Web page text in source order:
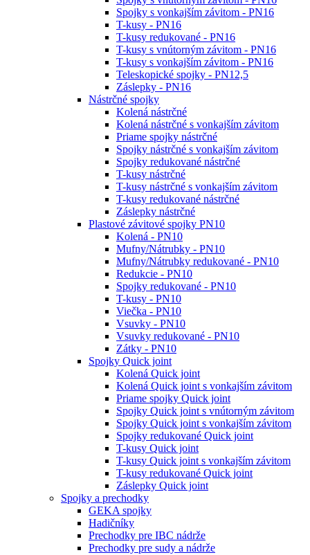
Spojky s vonkajším závitom - PN16
T-kusy - PN16
T-kusy redukované - PN16
T-kusy s vnútorným závitom - PN16
T-kusy s vonkajším závitom - PN16
Teleskopické spojky - PN12,5
Záslepky - PN16
Nástrčné spojky
Kolená nástrčné
Kolená nástrčné s vonkajším závitom
Priame spojky nástrčné
Spojky nástrčné s vonkajším závitom
Spojky redukované nástrčné
T-kusy nástrčné
T-kusy nástrčné s vonkajším závitom
T-kusy redukované nástrčné
Záslepky nástrčné
Plastové závitové spojky PN10
Kolená - PN10
Mufny/Nátrubky - PN10
Mufny/Nátrubky redukované - PN10
Redukcie - PN10
Spojky redukované - PN10
T-kusy - PN10
Viečka - PN10
Vsuvky - PN10
Vsuvky redukované - PN10
Zátky - PN10
Spojky Quick joint
Kolená Quick joint
Kolená Quick joint s vonkajším závitom
Priame spojky Quick joint
Spojky Quick joint s vnútorným závitom
Spojky Quick joint s vonkajším závitom
Spojky redukované Quick joint
T-kusy Quick joint
T-kusy Quick joint s vonkajším závitom
T-kusy redukované Quick joint
Záslepky Quick joint
Spojky a prechodky
GEKA spojky
Hadičníky
Prechodky pre IBC nádrže
Prechodky pre sudy a nádrže